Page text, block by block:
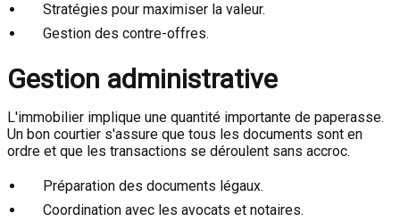
Stratégies pour maximiser la valeur.
Gestion des contre-offres.
Gestion administrative
L'immobilier implique une quantité importante de paperasse.
Un bon courtier s'assure que tous les documents sont en
ordre et que les transactions se déroulent sans accroc.
Préparation des documents légaux.
Coordination avec les avocats et notaires.